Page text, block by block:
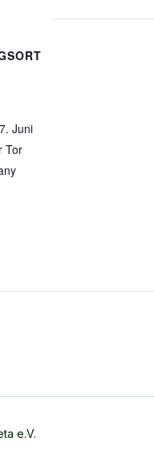
Juni
Tor
e.V.